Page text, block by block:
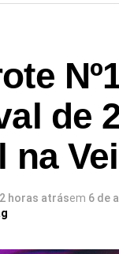
de
na
horas atrásem 6 de